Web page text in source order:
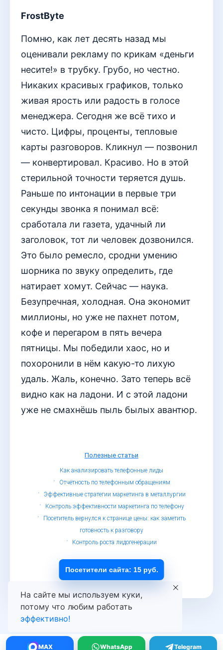
FrostByte
Помню, как лет десять назад мы
оценивали рекламу по крикам «деньги
несите!» в трубку. Грубо, но честно.
Никаких красивых графиков, только
живая ярость или радость в голосе
менеджера. Сегодня же всё тихо и
чисто. Цифры, проценты, тепловые
карты разговоров. Кликнул — позвонил
— конвертировал. Красиво. Но в этой
стерильной точности теряется душь.
Раньше по интонации в первые три
секунды звонка я понимал всё:
сработала ли газета, удачный ли
заголовок, тот ли человек дозвонился.
Это было ремесло, сродни умению
шорника по звуку определить, где
натирает хомут. Сейчас — наука.
Безупречная, холодная. Она экономит
миллионы, но уже не пахнет потом,
кофе и перегаром в пять вечера
пятницы. Мы победили хаос, но и
похоронили в нём какую-то лихую
удаль. Жаль, конечно. Зато теперь всё
видно как на ладони. И с этой ладони
уже не смахнёшь пыль былых авантюр.
Полезные статьи
Как анализировать телефонные лиды
Отчётность по телефонным обращениям
Эффективные стратегии маркетинга в металлургии
Контроль эффективности маркетинга по телефону
Посетитель вернулся к странице цены: как заметить
готовность к разговору
Контроль роста лидогенерации
© Определитель номеров, 2019 - 2026
Обработка персональных данных
На сайте мы используем куки,
потому что любим работать
эффективно!
MAX WhatsApp Telegram
Посетители сайта: 15 руб.